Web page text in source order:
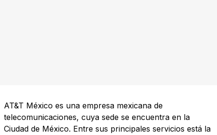
AT&T México es una empresa mexicana de
telecomunicaciones, cuya sede se encuentra en la
Ciudad de México. Entre sus principales servicios está la